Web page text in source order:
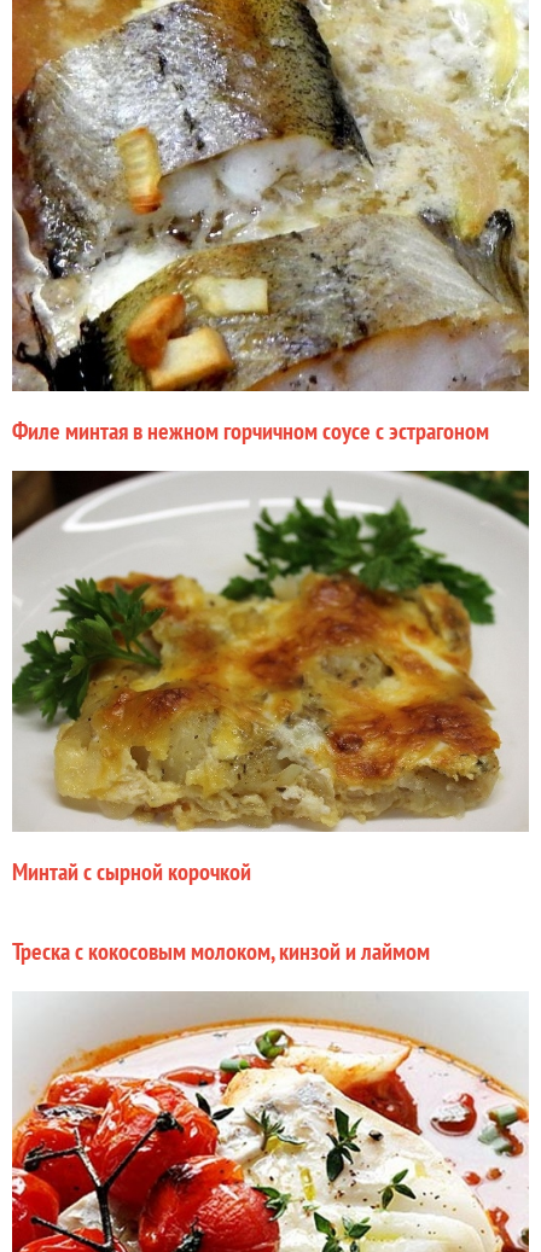
Филе минтая в нежном горчичном соусе с эстрагоном
Минтай с сырной корочкой
Треска с кокосовым молоком, кинзой и лаймом